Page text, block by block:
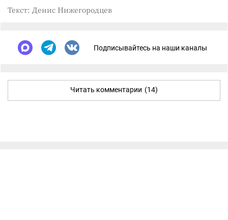
Текст: Денис Нижегородцев
Подписывайтесь на наши каналы
Читать комментарии (14)